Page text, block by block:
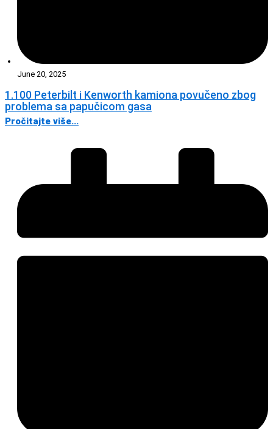
June 20, 2025
1.100 Peterbilt i Kenworth kamiona povučeno zbog
problema sa papučicom gasa
Pročitajte više...